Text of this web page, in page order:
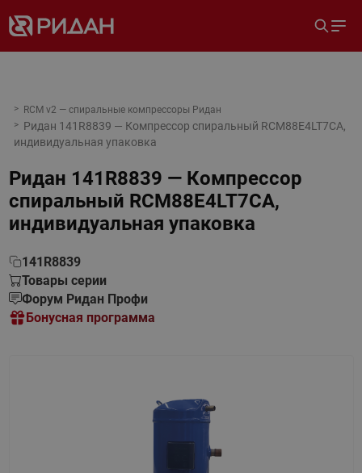
RCM v2 — спиральные компрессоры Ридан
Ридан 141R8839 — Компрессор спиральный RCM88E4LT7CA,
индивидуальная упаковка
Ридан 141R8839 — Компрессор
спиральный RCM88E4LT7CA,
индивидуальная упаковка
141R8839
Товары серии
Форум Ридан Профи
Бонусная программа